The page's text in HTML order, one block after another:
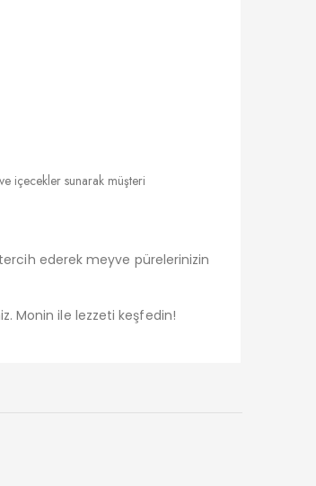
içecekler sunarak müşteri
ederek meyve pürelerinizin
Monin ile lezzeti keşfedin!